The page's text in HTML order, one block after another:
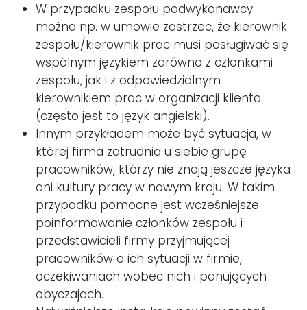
W przypadku zespołu podwykonawcy
można np. w umowie zastrzec, że kierownik
zespołu/kierownik prac musi posługiwać się
wspólnym językiem zarówno z członkami
zespołu, jak i z odpowiedzialnym
kierownikiem prac w organizacji klienta
(często jest to język angielski).
Innym przykładem może być sytuacja, w
której firma zatrudnia u siebie grupę
pracowników, którzy nie znają jeszcze języka
ani kultury pracy w nowym kraju. W takim
przypadku pomocne jest wcześniejsze
poinformowanie członków zespołu i
przedstawicieli firmy przyjmującej
pracowników o ich sytuacji w firmie,
oczekiwaniach wobec nich i panujących
obyczajach.